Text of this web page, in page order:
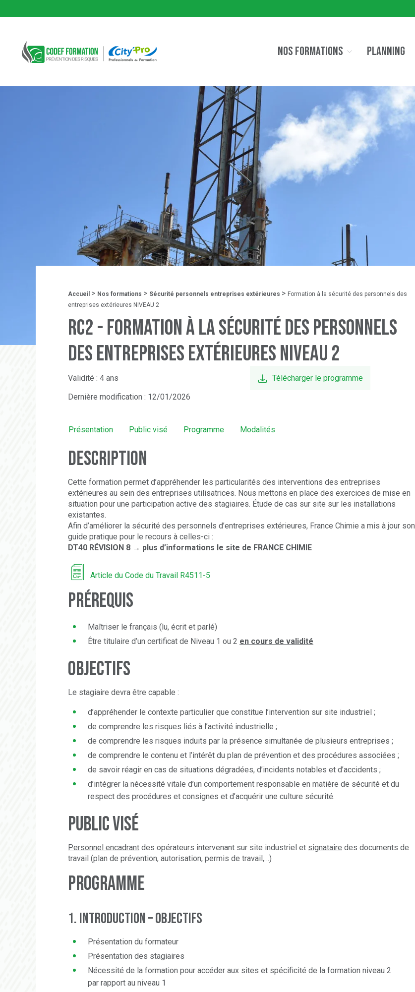
NOS FORMATIONS PLANNING
Fil d'Ariane :
Accueil > Nos formations > Sécurité personnels entreprises extérieures > Formation à la sécurité des personnels des
entreprises extérieures NIVEAU 2
RC2 - Formation à la sécurité des personnels
des entreprises extérieures NIVEAU 2
Validité : 4 ans
Dernière modification : 12/01/2026
Télécharger le programme
Présentation Public visé Programme Modalités
Description
Cette formation permet d’appréhender les particularités des interventions des entreprises
extérieures au sein des entreprises utilisatrices. Nous mettons en place des exercices de mise en
situation pour une participation active des stagiaires. Étude de cas sur site sur les installations
existantes.
Afin d’améliorer la sécurité des personnels d’entreprises extérieures, France Chimie a mis à jour son
guide pratique pour le recours à celles-ci :
DT40 RÉVISION 8 → plus d’informations le site de FRANCE CHIMIE
Article du Code du Travail R4511-5
Prérequis
Maîtriser le français (lu, écrit et parlé)
Être titulaire d’un certificat de Niveau 1 ou 2 en cours de validité
Objectifs
Le stagiaire devra être capable :
d’appréhender le contexte particulier que constitue l’intervention sur site industriel ;
de comprendre les risques liés à l’activité industrielle ;
de comprendre les risques induits par la présence simultanée de plusieurs entreprises ;
de comprendre le contenu et l’intérêt du plan de prévention et des procédures associées ;
de savoir réagir en cas de situations dégradées, d’incidents notables et d’accidents ;
d’intégrer la nécessité vitale d’un comportement responsable en matière de sécurité et du
respect des procédures et consignes et d’acquérir une culture sécurité.
Public visé
Personnel encadrant des opérateurs intervenant sur site industriel et signataire des documents de
travail (plan de prévention, autorisation, permis de travail,…)
Programme
1. Introduction – Objectifs
Présentation du formateur
Présentation des stagiaires
Nécessité de la formation pour accéder aux sites et spécificité de la formation niveau 2
par rapport au niveau 1